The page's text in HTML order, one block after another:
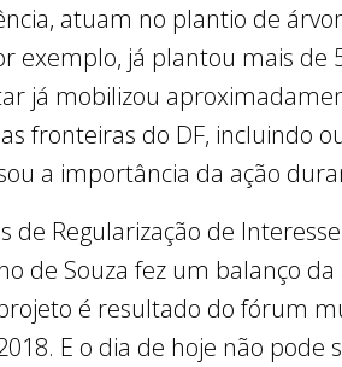
atuam no plantio de
exemplo, já plantou mais de
já mobilizou
fronteiras do DF, incluindo
a importância da ação
Regularização de Interesse
de Souza fez um balanço
é resultado do fórum
E o dia de hoje não pode